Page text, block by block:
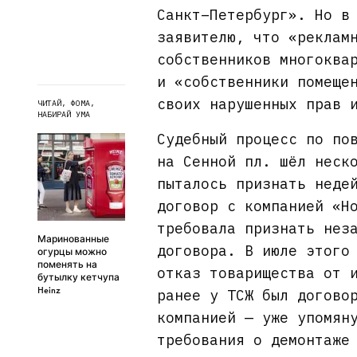
ЧИТАЙ, ФОМА,
НАБИРАЙ УМА
Маринованные
огурцы можно
поменять на
бутылку кетчупа
Heinz
Санкт–Петербург». Но
заявителю, что
собственников
и «собственники
своих нарушенных прав
Судебный процесс по
на Сенной пл. шёл
пыталось признать
договор с компанией
требовала признать
договора. В июле этого
отказ товарищества от
ранее у ТСЖ был
компанией — уже
требования о